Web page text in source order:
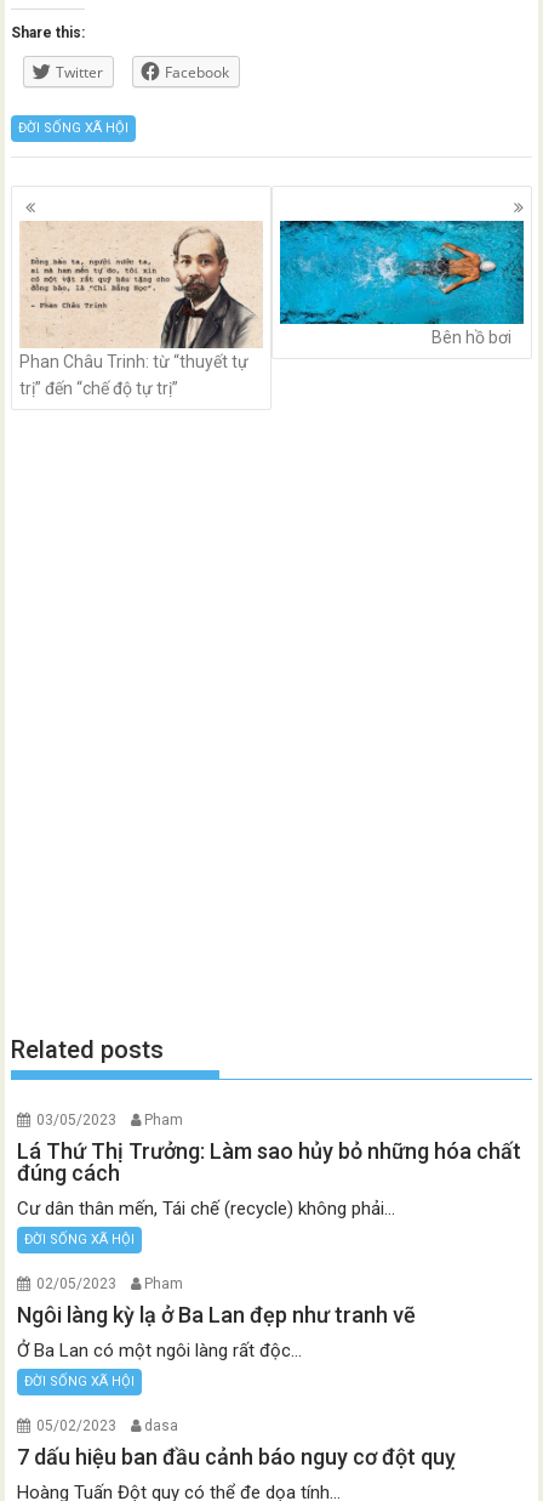
Share this:
Twitter Facebook
ĐỜI SỐNG XÃ HỘI
Posts
navigation
Phan Châu Trinh: từ “thuyết tự
trị” đến “chế độ tự trị”
Bên hồ bơi
Related posts
03/05/2023 Pham
Lá Thứ Thị Trưởng: Làm sao hủy bỏ những hóa chất
đúng cách
Cư dân thân mến, Tái chế (recycle) không phải...
ĐỜI SỐNG XÃ HỘI
02/05/2023 Pham
Ngôi làng kỳ lạ ở Ba Lan đẹp như tranh vẽ
Ở Ba Lan có một ngôi làng rất độc...
ĐỜI SỐNG XÃ HỘI
05/02/2023 dasa
7 dấu hiệu ban đầu cảnh báo nguy cơ đột quỵ
Hoàng Tuấn Đột quỵ có thể đe dọa tính...